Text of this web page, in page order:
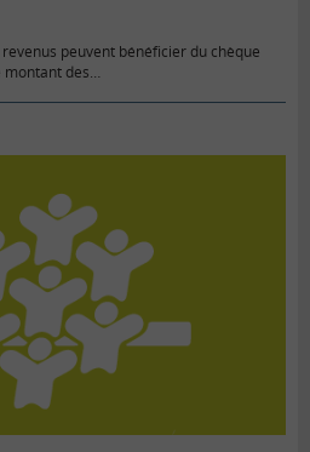
peuvent bénéficier du chèque
montant des…